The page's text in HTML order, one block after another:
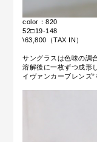
color：820
52□19-148
\63,800（TAX IN）
サングラスは色味の調
溶解後に一枚ずつ成形
イヴァンカーブレンズ”